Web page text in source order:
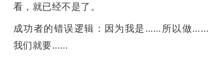
看，就已经不是了。
成功者的错误逻辑：因为我是……所以做……
我们就要……